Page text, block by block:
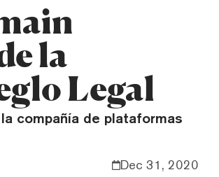
la
Legal
compañía de plataformas
Dec 31, 2020